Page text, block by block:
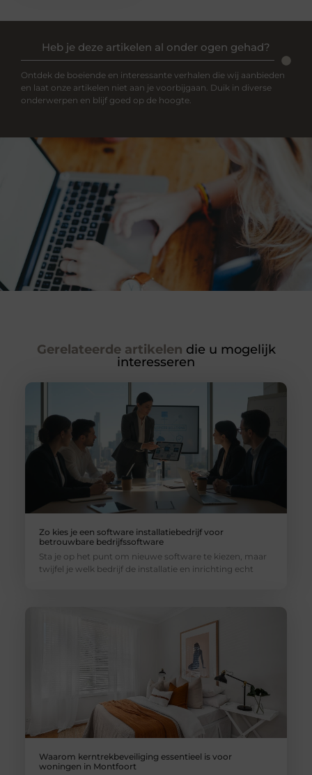
Heb je deze artikelen al onder ogen gehad?
Ontdek de boeiende en interessante verhalen die wij aanbieden
en laat onze artikelen niet aan je voorbijgaan. Duik in diverse
onderwerpen en blijf goed op de hoogte.
Gerelateerde artikelen die u mogelijk
interesseren
Zo kies je een software installatiebedrijf voor
betrouwbare bedrijfssoftware
Sta je op het punt om nieuwe software te kiezen, maar
twijfel je welk bedrijf de installatie en inrichting echt
Waarom kerntrekbeveiliging essentieel is voor
woningen in Montfoort